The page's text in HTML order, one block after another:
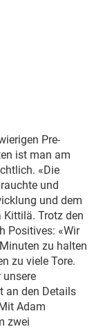
Pre-
ist man am
«Die
und
und dem
Kittilä. Trotz den
Positives: «Wir
zu halten
zu viele Tore.
unsere
an den Details
Adam
zwei